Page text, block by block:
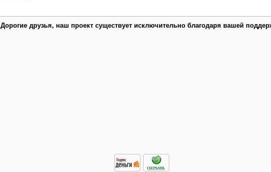
Дорогие друзья, наш проект существует исключительно благодаря вашей